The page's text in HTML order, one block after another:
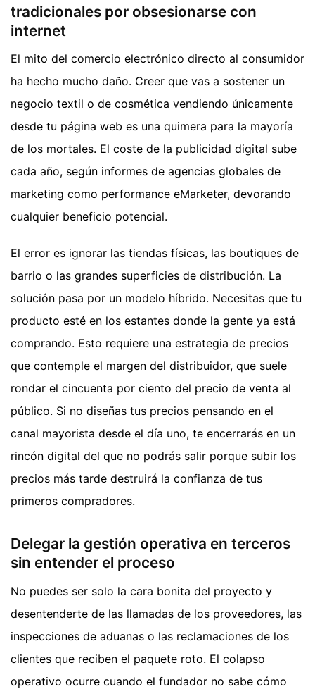
tradicionales por obsesionarse con
internet
El mito del comercio electrónico directo al consumidor
ha hecho mucho daño. Creer que vas a sostener un
negocio textil o de cosmética vendiendo únicamente
desde tu página web es una quimera para la mayoría
de los mortales. El coste de la publicidad digital sube
cada año, según informes de agencias globales de
marketing como performance eMarketer, devorando
cualquier beneficio potencial.
El error es ignorar las tiendas físicas, las boutiques de
barrio o las grandes superficies de distribución. La
solución pasa por un modelo híbrido. Necesitas que tu
producto esté en los estantes donde la gente ya está
comprando. Esto requiere una estrategia de precios
que contemple el margen del distribuidor, que suele
rondar el cincuenta por ciento del precio de venta al
público. Si no diseñas tus precios pensando en el
canal mayorista desde el día uno, te encerrarás en un
rincón digital del que no podrás salir porque subir los
precios más tarde destruirá la confianza de tus
primeros compradores.
Delegar la gestión operativa en terceros
sin entender el proceso
No puedes ser solo la cara bonita del proyecto y
desentenderte de las llamadas de los proveedores, las
inspecciones de aduanas o las reclamaciones de los
clientes que reciben el paquete roto. El colapso
operativo ocurre cuando el fundador no sabe cómo